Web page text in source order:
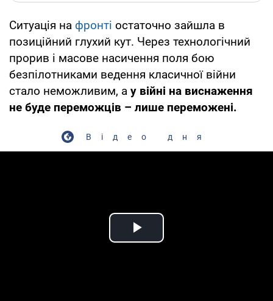
Ситуація на фронті остаточно зайшла в
позиційний глухий кут. Через технологічний
прорив і масове насичення поля бою
безпілотниками ведення класичної війни
стало неможливим, а у війні на виснаження
не буде переможців – лише переможені.
Відео дня
Play Video